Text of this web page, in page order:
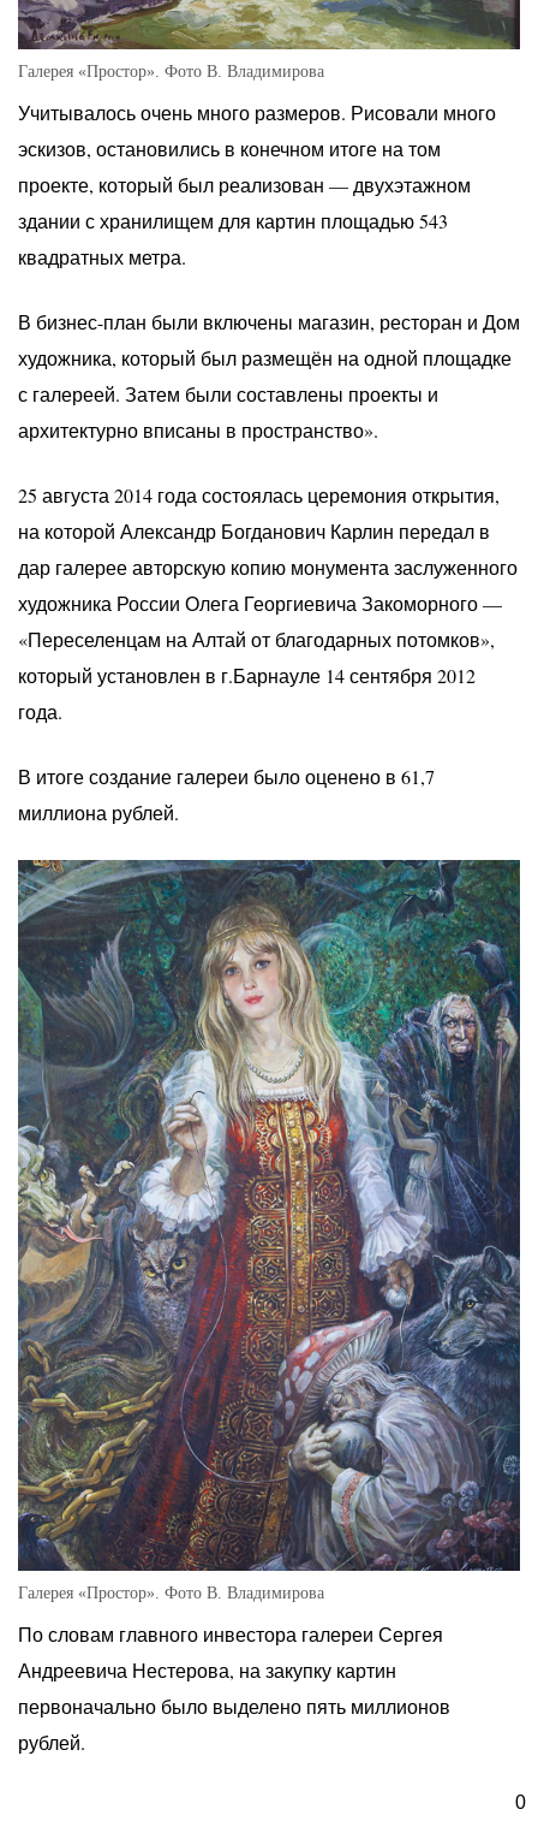
Галерея «Простор». Фото В. Владимирова
Учитывалось очень много размеров. Рисовали много
эскизов, остановились в конечном итоге на том
проекте, который был реализован — двухэтажном
здании с хранилищем для картин площадью 543
квадратных метра.
В бизнес-план были включены магазин, ресторан и Дом
художника, который был размещён на одной площадке
с галереей. Затем были составлены проекты и
архитектурно вписаны в пространство».
25 августа 2014 года состоялась церемония открытия,
на которой Александр Богданович Карлин передал в
дар галерее авторскую копию монумента заслуженного
художника России Олега Георгиевича Закоморного —
«Переселенцам на Алтай от благодарных потомков»,
который установлен в г.Барнауле 14 сентября 2012
года.
В итоге создание галереи было оценено в 61,7
миллиона рублей.
Галерея «Простор». Фото В. Владимирова
По словам главного инвестора галереи Сергея
Андреевича Нестерова, на закупку картин
первоначально было выделено пять миллионов
рублей.
0